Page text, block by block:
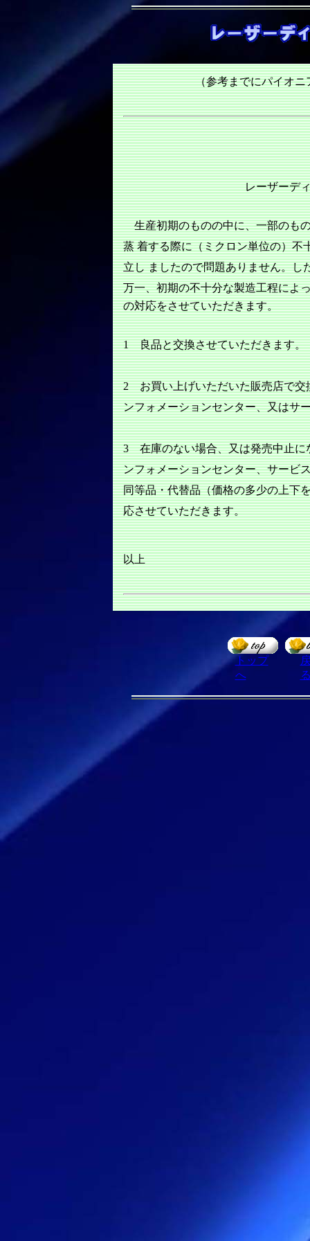
（参考までにパイオ
レーザーディスク社発
生産初期のものの中に、一部のも
蒸 着する際に（ミクロン単位の）不
立し ましたので問題ありません。し
万一、初期の不十分な製造工程によ
の対応をさせていただきます。
1 良品と交換させていただきます。
2 お買い上げいただいた販売店で交
ンフォメーションセンター、又はサ
3 在庫のない場合、又は発売中止に
ンフォメーションセンター、サービ
同等品・代替品（価格の多少の上下
応させていただきます。
以上
トップ
へ